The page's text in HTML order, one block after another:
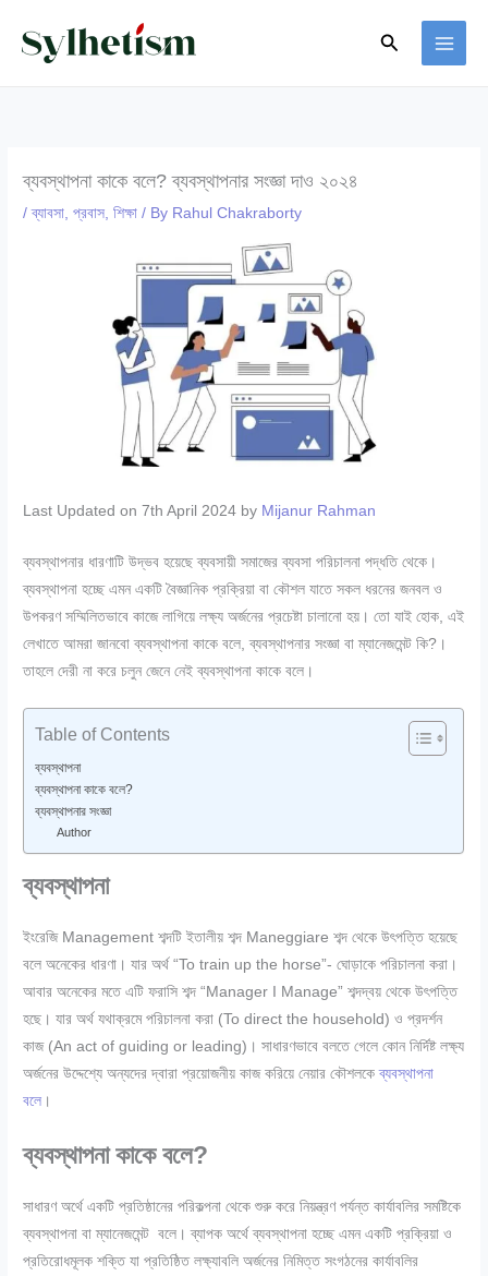
content
Search
ব্যবস্থাপনা কাকে বলে? ব্যবস্থাপনার সংজ্ঞা দাও ২০২৪
/ব্যাবসা,প্রবাস,শিক্ষা / By Rahul Chakraborty
Last Updated on 7th April 2024 by Mijanur Rahman
ব্যবস্থাপনার ধারণাটি উদ্ভব হয়েছে ব্যবসায়ী সমাজের ব্যবসা পরিচালনা পদ্ধতি থেকে।
ব্যবস্থাপনা হচ্ছে এমন একটি বৈজ্ঞানিক প্রক্রিয়া বা কৌশল যাতে সকল ধরনের জনবল ও
উপকরণ সম্মিলিতভাবে কাজে লাগিয়ে লক্ষ্য অর্জনের প্রচেষ্টা চালানাে হয়। তো যাই হোক, এই
লেখাতে আমরা জানবো ব্যবস্থাপনা কাকে বলে, ব্যবস্থাপনার সংজ্ঞা বা ম্যানেজমেন্ট কি?।
তাহলে দেরী না করে চলুন জেনে নেই ব্যবস্থাপনা কাকে বলে।
Table of Contents
ব্যবস্থাপনা
ব্যবস্থাপনা কাকে বলে?
ব্যবস্থাপনার সংজ্ঞা
Author
ব্যবস্থাপনা
ইংরেজি Management শব্দটি ইতালীয় শব্দ Maneggiare শব্দ থেকে উৎপত্তি হয়েছে
বলে অনেকের ধারণা। যার অর্থ “To train up the horse”- ঘােড়াকে পরিচালনা করা।
আবার অনেকের মতে এটি ফরাসি শব্দ “Manager I Manage” শব্দদ্বয় থেকে উৎপত্তি
হছে। যার অর্থ যথাক্রমে পরিচালনা করা (To direct the household) ও প্রদর্শন
কাজ (An act of guiding or leading)। সাধারণভাবে বলতে গেলে কোন নির্দিষ্ট লক্ষ্য
অর্জনের উদ্দেশ্যে অন্যদের দ্বারা প্রয়ােজনীয় কাজ করিয়ে নেয়ার কৌশলকেব্যবস্থাপনা
বলে ।
ব্যবস্থাপনা কাকে বলে?
সাধারণ অর্থে একটি প্রতিষ্ঠানের পরিকল্পনা থেকে শুরু করে নিয়ন্ত্রণ পর্যন্ত কার্যাবলির সমষ্টিকে
ব্যবস্থাপনা বা ম্যানেজমেন্ট বলে। ব্যাপক অর্থে ব্যবস্থাপনা হচ্ছে এমন একটি প্রক্রিয়া ও
প্রতিরােধমূলক শক্তি যা প্রতিষ্ঠিত লক্ষ্যাবলি অর্জনের নিমিত্ত সংগঠনের কার্যাবলির